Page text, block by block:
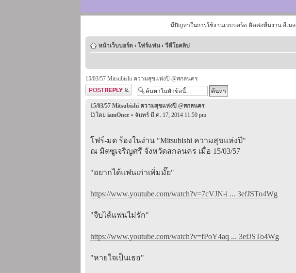
มีปัญหาในการใช้งานเวบบอร์ด ติดต่อทีมงาน อีเมล
หน้าเว็บบอร์ด ‹ โฟร์แฟน ‹ วีดีโอคลิป
15/03/57 Mitsubishi ความสุขแห่งปี @สกลนคร
ตอบกระทู้
15/03/57 Mitsubishi ความสุขแห่งปี @สกลนคร
โดย iamOnce » จันทร์ มี.ค. 17, 2014 11:59 pm
โฟร์-มด ร้องในง่าน "Mitsubishi ความสุขแห่งปี"
ณ มิตซูเจริญศรี จังหวัดสกลนคร เมื่อ 15/03/57
"อยากได้แฟนเก่าเพิ่มมั๊ย"
https://www.youtube.com/watch?v=7cVJN-i ... 3efJSTo4Wg
"จีบได้แฟนไม่รัก"
https://www.youtube.com/watch?v=fPoY4aq ... 3efJSTo4Wg
"หายใจเป็นเธอ"